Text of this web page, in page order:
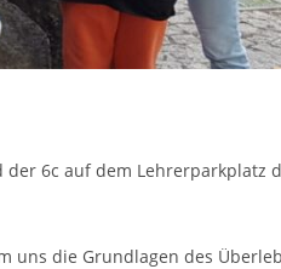
6c auf dem Lehrerparkplatz
uns die Grundlagen des